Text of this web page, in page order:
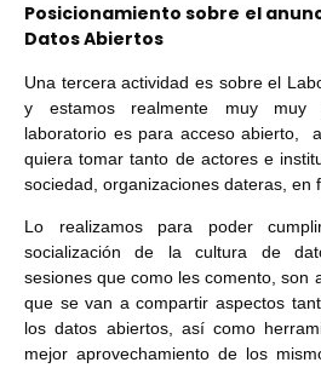
Posicionamiento sobre el
Datos Abiertos
Una tercera actividad es sobre el
y estamos realmente muy muy
laboratorio es para acceso abierto,
quiera tomar tanto de actores e
sociedad, organizaciones dateras, en
Lo realizamos para poder
socialización de la cultura de
sesiones que como les comento, son
que se van a compartir aspectos
los datos abiertos, así como
mejor aprovechamiento de los